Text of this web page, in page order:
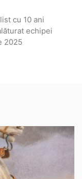
cu 10 ani
echipei
2025